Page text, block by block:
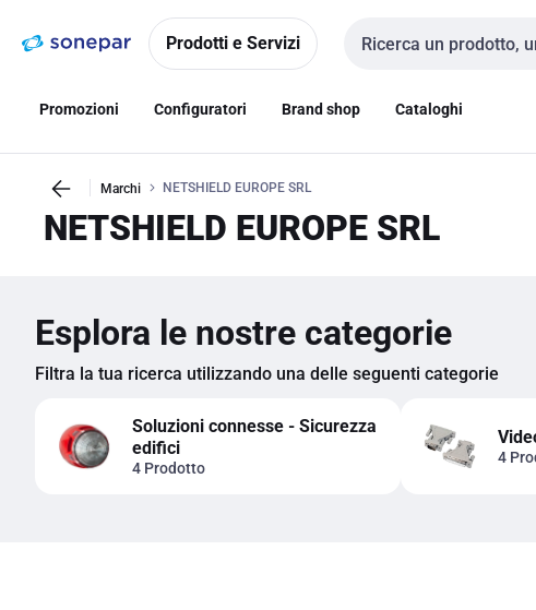
navigazionealla
Prodotti e Servizi
Cerca input
Promozioni Configuratori Brand shop Cataloghi
Marchi NETSHIELD EUROPE SRL
NETSHIELD EUROPE SRL
Esplora le nostre categorie
Filtra la tua ricerca utilizzando una delle seguenti categorie
Soluzioni connesse - Sicurezza
edifici
4 Prodotto
4